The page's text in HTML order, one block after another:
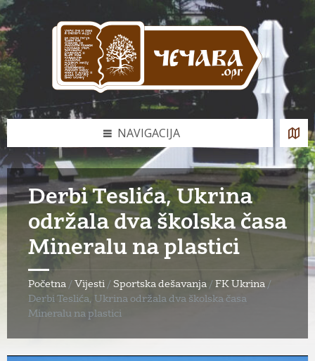
Skip
to
content
Skip
to
left
sidebar
Skip
to
footer
NAVIGACIJA
Derbi Teslića, Ukrina
održala dva školska časa
Mineralu na plastici
Početna / Vijesti / Sportska dešavanja / FK Ukrina /
Derbi Teslića, Ukrina održala dva školska časa
Mineralu na plastici